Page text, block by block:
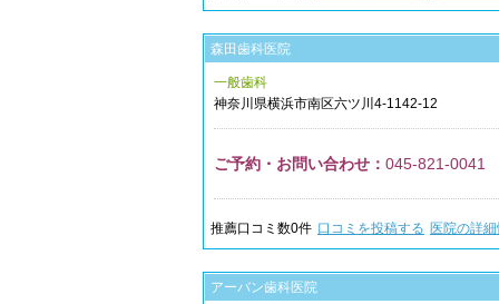
森田歯科医院
一般歯科
神奈川県横浜市南区六ツ川4-1142-12
ご予約・お問い合わせ： 045-821-0041
推薦口コミ数0件 口コミを投稿する 医院の詳
アーバン歯科医院